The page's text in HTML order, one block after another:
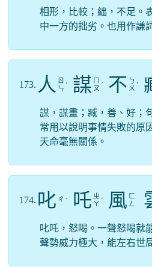
相形，比較；絀，不足。
中一方的拙劣。也用作謙
173. 人 ㄖ
ㄣ ˊ 謀 ㄡ ˊ 不 ㄅ
ㄨ ˋ
謀，謀畫；臧，善、好；
常用以說明事情失敗的原
天命毫無關係。
174. 叱 ㄔ ˋ 吒 ㄓ
ㄚ ˋ 風 ㄈ
ㄥ
叱吒，怒喝。一聲怒喝就
聲勢威力極大，能左右世